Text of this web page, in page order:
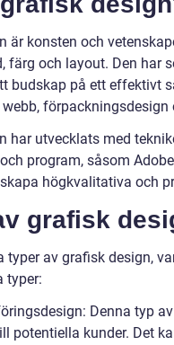
är konsten och
färg och layout. Den har
budskap på ett effektivt
webb, förpackningsdesign
har utvecklats med
program, såsom
högkvalitativa och
grafisk
typer av grafisk design,
typer:
Denna typ
potentiella kunder. Det